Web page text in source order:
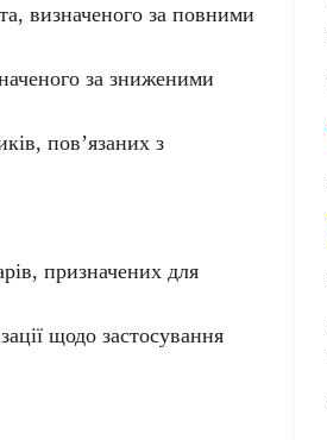
визначеного за повними
за зниженими
пов’язаних з
призначених для
щодо застосування